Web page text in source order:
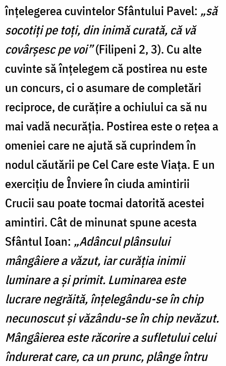
înțelegerea cuvintelor Sfântului Pavel: „să
socotiți pe toți, din inimă curată, că vă
covârșesc pe voi”(Filipeni 2, 3). Cu alte
cuvinte să înțelegem că postirea nu este
un concurs, ci o asumare de completări
reciproce, de curățire a ochiului ca să nu
mai vadă necurăția. Postirea este o rețea a
omeniei care ne ajută să cuprindem în
nodul căutării pe Cel Care este Viața. E un
exercițiu de Înviere în ciuda amintirii
Crucii sau poate tocmai datorită acestei
amintiri. Cât de minunat spune acesta
Sfântul Ioan: „Adâncul plânsului
mângâiere a văzut, iar curăția inimii
luminare a și primit. Luminarea este
lucrare negrăită, înțelegându-se în chip
necunoscut și văzându-se în chip nevăzut.
Mângâierea este răcorire a sufletului celui
îndurerat care, ca un prunc, plânge întru